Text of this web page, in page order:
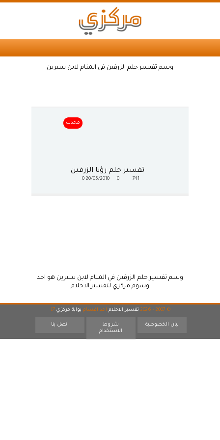
وسم تفسير حلم الزرفين في المنام لابن سيرين
محدث
تفسير حلم رؤيا الزرفين
741
0
20/05/2010
0
وسم تفسير حلم الزرفين في المنام لابن سيرين هو احد
وسوم مركزي لتفسير الاحلام
© 2007 - 2026 تفسير الاحلام احد اقسام بوابة مركزي 17
بيان الخصوصية
شروط
الاستخدام
اتصل بنا